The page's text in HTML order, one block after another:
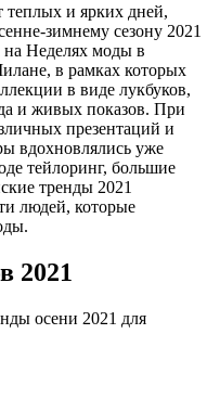
теплых и ярких дней,
зимнему сезону 2021
на Неделях моды в
в рамках которых
в виде лукбуков,
и живых показов. При
презентаций и
вдохновлялись уже
тейлоринг, большие
тренды 2021
людей, которые
2021
осени 2021 для